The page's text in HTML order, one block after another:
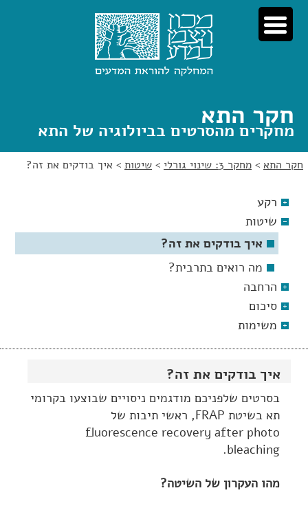
דלג
לתוכן
דלג
לניווט
חקר התא
מחקרים מהסרטים בביולוגיה של התא
חקר התא > מחקר 3: שינוי גורלי > שיטות > איך בודקים את זה?
איך בודקים את זה?
בסרטים שלפניכם מודגמים ניסויים שבוצעו בקרומי
תא בשיטת FRAP, ראשי תיבות של
fluorescence recovery after photo
bleaching.
מהו העקרון של השיטה?
רקע
שיטות
איך בודקים את זה?
מה רואים בתרבית?
הרחבה
סיכום
משימות